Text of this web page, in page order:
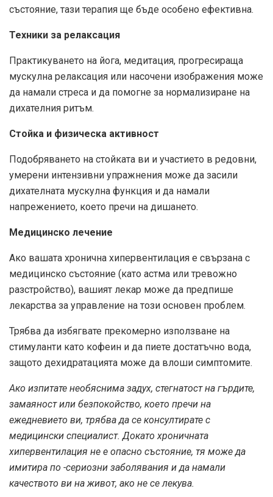
състояние, тази терапия ще бъде особено ефективна.
Техники за релаксация
Практикуването на йога, медитация, прогресираща
мускулна релаксация или насочени изображения може
да намали стреса и да помогне за нормализиране на
дихателния ритъм.
Стойка и физическа активност
Подобряването на стойката ви и участието в редовни,
умерени интензивни упражнения може да засили
дихателната мускулна функция и да намали
напрежението, което пречи на дишането.
Медицинско лечение
Ако вашата хронична хипервентилация е свързана с
медицинско състояние (като астма или тревожно
разстройство), вашият лекар може да предпише
лекарства за управление на този основен проблем.
Трябва да избягвате прекомерно използване на
стимуланти като кофеин и да пиете достатъчно вода,
защото дехидратацията може да влоши симптомите.
Ако изпитате необяснима задух, стегнатост на гърдите,
замаяност или безпокойство, което пречи на
ежедневието ви, трябва да се консултирате с
медицински специалист. Докато хроничната
хипервентилация не е опасно състояние, тя може да
имитира по -сериозни заболявания и да намали
качеството ви на живот, ако не се лекува.